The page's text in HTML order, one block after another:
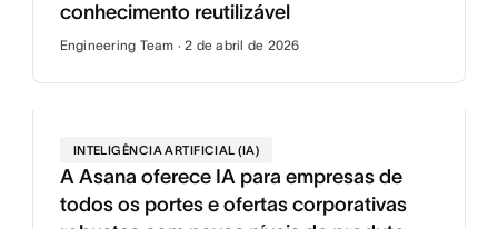
conhecimento reutilizável
Engineering Team · 2 de abril de 2026
INTELIGÊNCIA ARTIFICIAL (IA)
A Asana oferece IA para empresas de
todos os portes e ofertas corporativas